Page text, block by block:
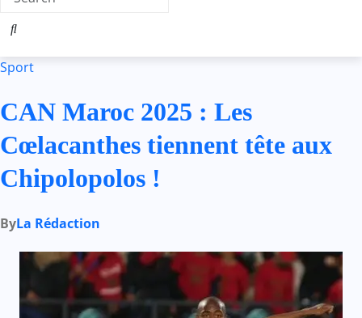
Sport
CAN Maroc 2025 : Les
Cœlacanthes tiennent tête aux
Chipolopolos !
ByLa Rédaction